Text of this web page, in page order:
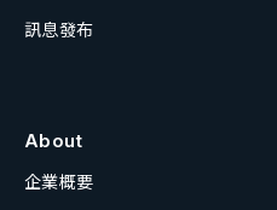
訊息發布
About
企業概要